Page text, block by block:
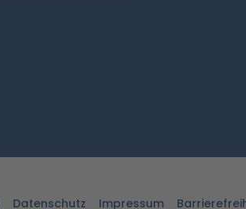
Datenschutz Impressum